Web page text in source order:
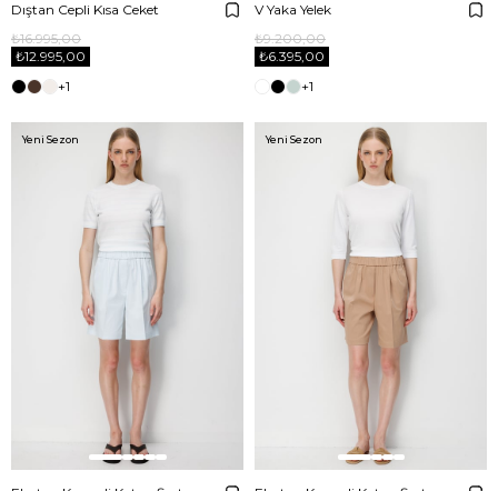
Dıştan Cepli Kısa Ceket
₺12.995,00
₺16.995,00
+1
V Yaka Yelek
₺6.395,00
₺9.200,00
+1
Yeni Sezon Yeni Sezon